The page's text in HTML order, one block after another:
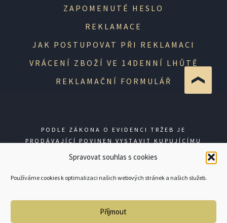
Spravovat souhlas s cookies
Používáme cookies k optimalizaci našich webových stránek a našich služeb.
Příjmout
ZAPOMENUTÉ HESLO
REKLAMACE
JAK POSTUPOVAT PŘI REKLAMACI
VRÁCENÍ ZBOŽÍ VE 14DENNÍ LHŮTĚ
REKLAMAČNÍ FORMULÁŘ
PODLE ZÁKONA O EVIDENCI TRŽEB JE
PRODÁVAJÍCÍ POVINEN VYSTAVIT KUPUJÍCÍMU
PŘIJATOU TRŽBU U SPRÁVCE DANĚ ONLINE; V
PŘÍPADĚ TECHNICKÉHO VÝPADKU PAK NEJPOZDĚJI
© GUNSHOP 2026